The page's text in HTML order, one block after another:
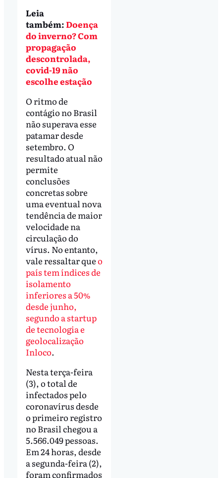
Leia
também:Doença
do inverno? Com
propagação
descontrolada,
covid-19 não
escolhe estação
O ritmo de
contágio no Brasil
não superava esse
patamar desde
setembro. O
resultado atual não
permite
conclusões
concretas sobre
uma eventual nova
tendência de maior
velocidade na
circulação do
vírus. No entanto,
vale ressaltar queo
país tem índices de
isolamento
inferiores a 50%
desde junho,
segundo a startup
de tecnologia e
geolocalização
Inloco.
Nesta terça-feira
(3), o total de
infectados pelo
coronavírus desde
o primeiro registro
no Brasil chegou a
5.566.049 pessoas.
Em 24 horas, desde
a segunda-feira (2),
foram confirmados